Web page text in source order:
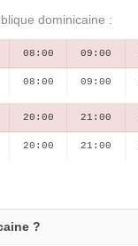
dominicaine :
08:00 09:00
08:00 09:00
20:00 21:00
20:00 21:00
?